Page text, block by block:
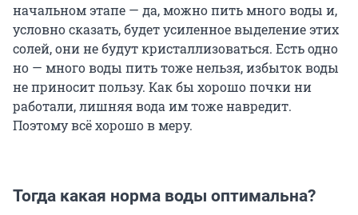
начальном этапе — да, можно пить много воды и,
условно сказать, будет усиленное выделение этих
солей, они не будут кристаллизоваться. Есть одно
но — много воды пить тоже нельзя, избыток воды
не приносит пользу. Как бы хорошо почки ни
работали, лишняя вода им тоже навредит.
Поэтому всё хорошо в меру.
Тогда какая норма воды оптимальна?